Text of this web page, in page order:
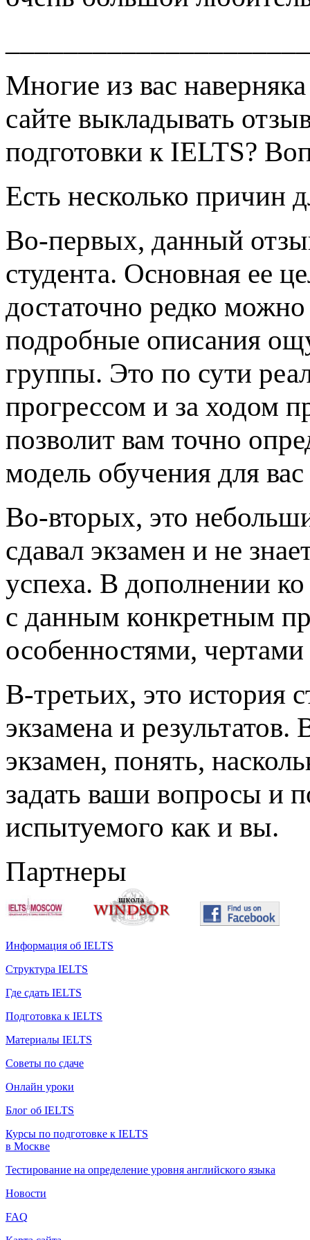
Многие из вас
сайте выкладывать
подготовки к IELTS?
Есть несколько причин
Во-первых, данный
студента. Основная ее
достаточно редко
подробные описания
группы. Это по сути
прогрессом и за ходом
позволит вам точно
модель обучения для
Во-вторых, это
сдавал экзамен и не
успеха. В дополнении
с данным конкретным
особенностями,
В-третьих, это история
экзамена и
экзамен, понять,
задать ваши вопросы и
испытуемого как и вы.
Партнеры
Информация об IELTS
Структура IELTS
Где сдать IELTS
Подготовка к IELTS
Материалы IELTS
Советы по сдаче
Онлайн уроки
Блог об IELTS
Курсы по подготовке к IELTS
в Москве
Тестирование на определение уровня английского языка
Новости
FAQ